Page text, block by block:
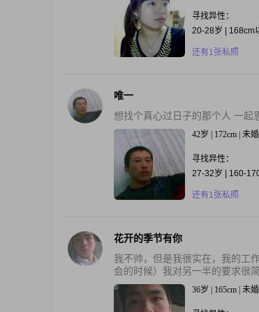
寻找异性：
20-28岁 | 168cm
还有1张私照
唯一
想找个真心过日子的那个人 一起
42岁 | 172cm | 未
寻找异性：
27-32岁 | 160-
还有1张私照
花开的季节有你
我不帅，但是我很实在，我的工
会的时候）我对另一半的要求很
36岁 | 165cm | 未